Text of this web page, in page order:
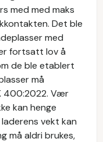
med med maks
Det ble
med
fortsatt lov å
de ble etablert
må
400:2022. Vær
kan henge
vekt kan
må aldri brukes,